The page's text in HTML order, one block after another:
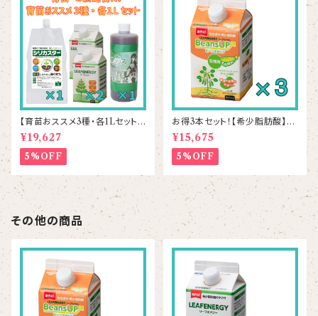
【育苗おススメ3種・各1Lセット】
シリカスター1本＆リーフエナジ
ー2本＆ラプラス1本
¥19,627
5%OFF
お得3本セット！【希少脂肪酸】ビ
ーンズアップ 500mL×3本
¥15,675
5%OFF
その他の商品